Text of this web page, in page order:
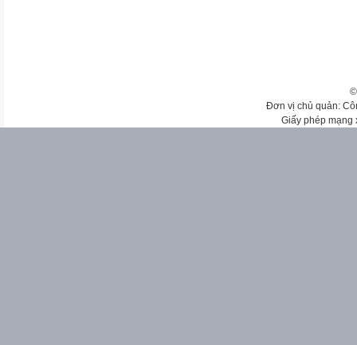
Đơn vị chủ quản:
Giấy phép mạng